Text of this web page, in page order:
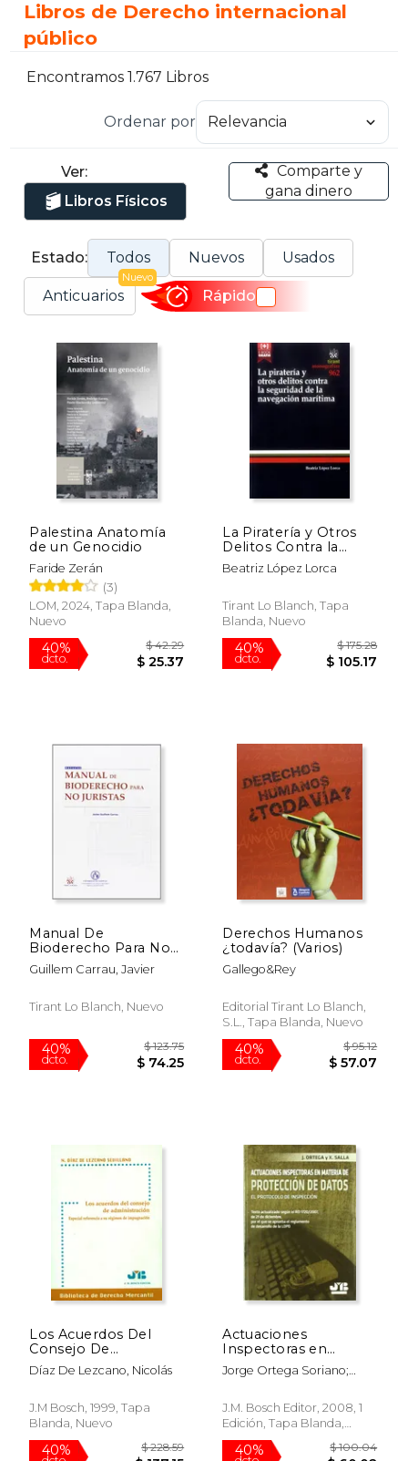
Libros de Derecho internacional
público
Encontramos 1.767 Libros
Ordenar por
Ver:
Libros Físicos
Comparte y
gana dinero
Estado: Todos Nuevos Usados
Anticuarios
Nuevo
Rápido
Palestina Anatomía
de un Genocidio
Faride Zerán
(3)
LOM, 2024, Tapa Blanda,
Nuevo
40%
dcto.
La Piratería y Otros
Delitos Contra la
Seguridad de la
Navegación Marítima
Beatriz López Lorca
Tirant Lo Blanch, Tapa
Blanda, Nuevo
40%
dcto.
Manual De
Bioderecho Para No
Juristas
Guillem Carrau, Javier
Tirant Lo Blanch, Nuevo
40%
dcto.
Derechos Humanos
¿todavía? (Varios)
Gallego&Rey
Editorial Tirant Lo Blanch,
S.L., Tapa Blanda, Nuevo
40%
dcto.
Los Acuerdos Del
Consejo De
Administración
Díaz De Lezcano, Nicolás
J.M Bosch, 1999, Tapa
Blanda, Nuevo
Actuaciones
Inspectoras en
Materia de
Protección de Datos.
Inspección.
Jorge Ortega Soriano;
J.M. Bosch Editor, 2008, 1
Edición, Tapa Blanda,
Nuevo